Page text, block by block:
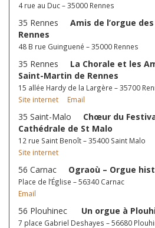
4 rue au Duc – 35000 Rennes
35 Rennes Amis de l’orgue
Rennes
48 B rue Guinguené – 35000 Rennes
35 Rennes La Chorale et les
Saint-Martin de Rennes
15 allée Hardy de la Largère – 35700
Site internet
Email
35 Saint-Malo Chœur du
Cathédrale de St Malo
12 rue Saint Benoît – 35400 Saint Malo
Site internet
56 Carnac Ograoù – Orgue
Place de l’Église – 56340 Carnac
Email
56 Plouhinec Un orgue à
7 place Gabriel Deshayes – 56680